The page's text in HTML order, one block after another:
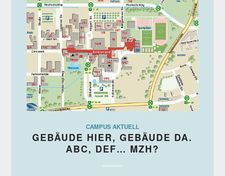
CAMPUS AKTUELL
GEBÄUDE HIER, GEBÄUDE DA.
ABC, DEF… MZH?